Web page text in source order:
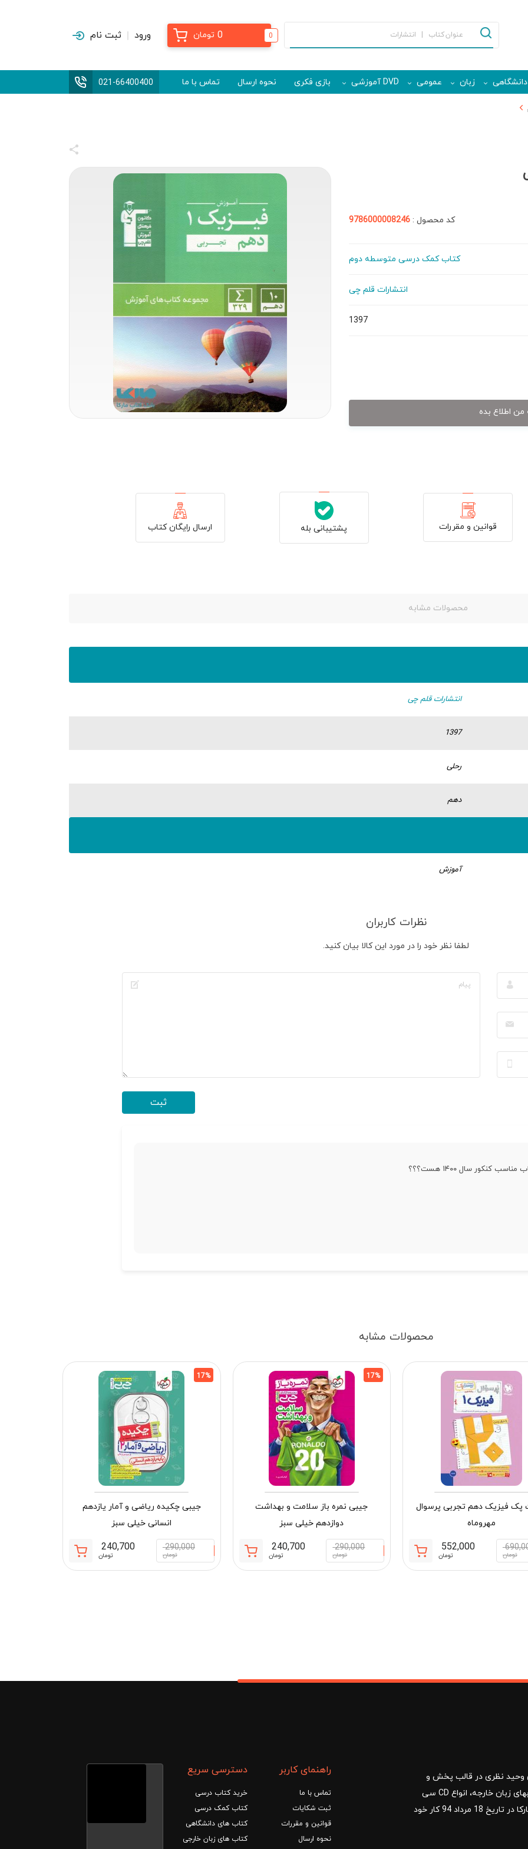
0
0 تومان ورود ثبت نام
دانشگاهی زبان عمومی DVD آموزشی بازی فکری نحوه ارسال تماس با ما 021-66400400
کد محصول : 9786000008246
کتاب کمک درسی متوسطه دوم
انتشارات قلم چی
1397
اطلاع بده
قوانین و مقررات پشتیبانی بله ارسال رایگان کتاب
محصولات مشابه
انتشارات قلم چی
1397
رحلی
دهم
آموزش
نظرات کاربران
لطفا نظر خود را در مورد این کالا بیان کنید.
کنکور سال ۱۴۰۰ هست؟؟؟
محصولات مشابه
پک فیزیک دهم تجربی پرسوال
مهروماه
تومان
اصلی:
552,000
تومان
فعلی:
17%
جیبی نمره باز سلامت و بهداشت
دوازدهم خیلی سبز
290,000
تومان
اصلی:
240,700
تومان
فعلی:
17%
جیبی چکیده ریاضی و آمار یازدهم
انسانی خیلی سبز
290,000
تومان
اصلی:
240,700
تومان
فعلی:
با مدیریت آقای وحید نظری در قالب پخش و
توزیع کتب درسی و کمک آموزشی، کتب دانشگاهی، کتابهای زبان خارجه، انواع CD سی
دی و DVD دی وی دی شروع کرد.فروشگاه آنلاین کتاب مارکا در تاریخ 18 مرداد 94 کار خود
راهنمای کاربر
تماس با ما
ثبت شکایات
قوانین و مقررات
نحوه ارسال
دسترسی سریع
خرید کتاب درسی
کتاب کمک درسی
کتاب های دانشگاهی
کتاب های زبان خارجی